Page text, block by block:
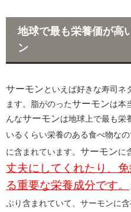
b
o
t
e
地球で最も栄養価が高
ン
サーモンといえば好きな寿司ネ
ます。脂がのったサーモンは本
んなサーモンは地球上で最も栄
いるくらい栄養のある食べ物なの
に含まれています。 サーモンに
丈夫にしてくれたり、
る重要な栄養成分です。
ぷり含まれていて、サーモンに含